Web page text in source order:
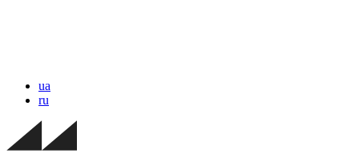
ua
ru